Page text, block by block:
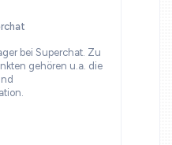
bei Superchat. Zu
gehören u.a. die